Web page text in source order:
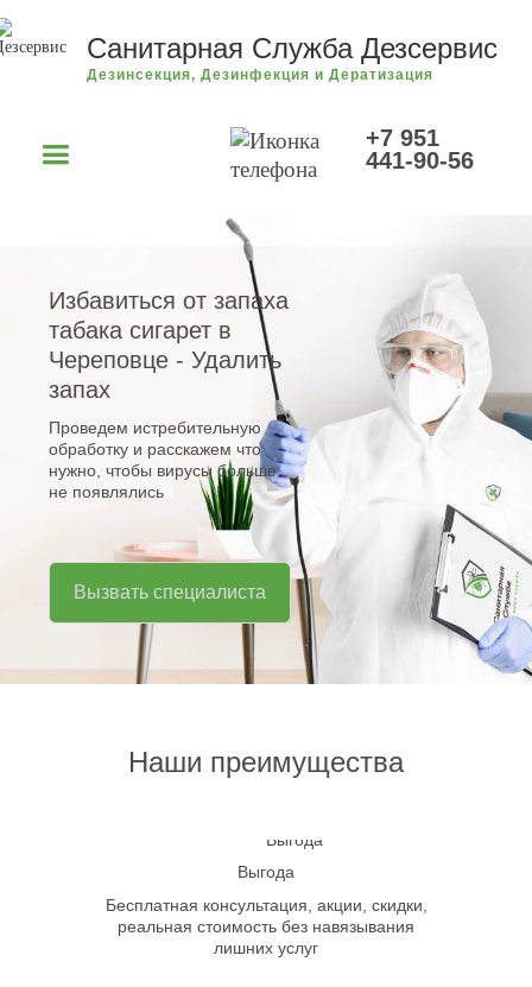
Санитарная Служба Дезсервис
Дезинсекция, Дезинфекция и Дератизация
+7 951
441-90-56
Избавиться от запаха
табака сигарет в
Череповце - Удалить
запах
Проведем истребительную
обработку и расскажем что
нужно, чтобы вирусы больше
не появлялись
Вызвать специалиста
Наши преимущества
Выгода
Бесплатная консультация, акции, скидки,
реальная стоимость без навязывания
лишних услуг